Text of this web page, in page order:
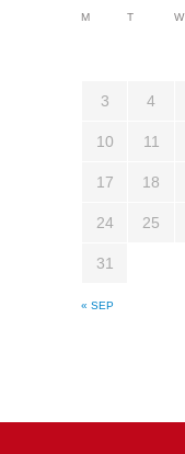
M T W
« SEP
3 4
10 11
17 18
24 25
31